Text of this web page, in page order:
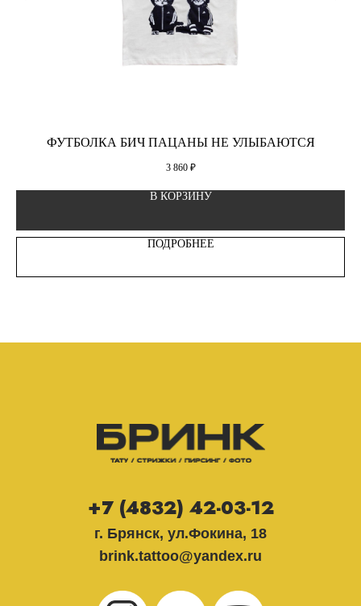
ФУТБОЛКА БИЧ ПАЦАНЫ НЕ УЛЫБАЮТСЯ
3 860 ₽
В КОРЗИНУ
ПОДРОБНЕЕ
г. Брянск, ул.Фокина, 18
brink.tattoo@yandex.ru
+7 (4832) 42-03-12